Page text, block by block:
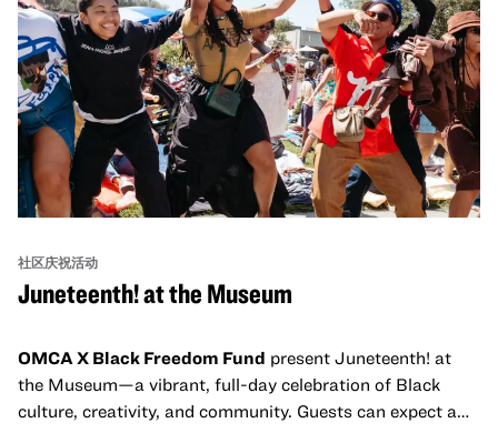
社区庆祝活动
Juneteenth! at the Museum
OMCA X Black Freedom Fund present Juneteenth! at
the Museum—a vibrant, full-day celebration of Black
culture, creativity, and community. Guests can expect a